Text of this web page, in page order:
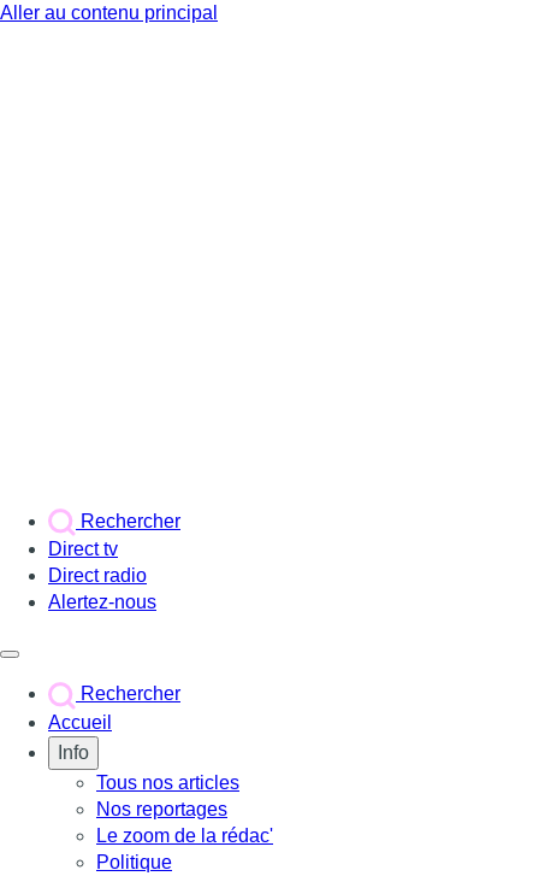
Aller au contenu principal
Rechercher
Direct tv
Direct radio
Alertez-nous
Rechercher
Accueil
Info
Tous nos articles
Nos reportages
Le zoom de la rédac'
Politique